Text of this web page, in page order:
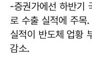
-증권가에선 하반기
로 수출 실적에 주목
실적이 반도체 업황
감소.